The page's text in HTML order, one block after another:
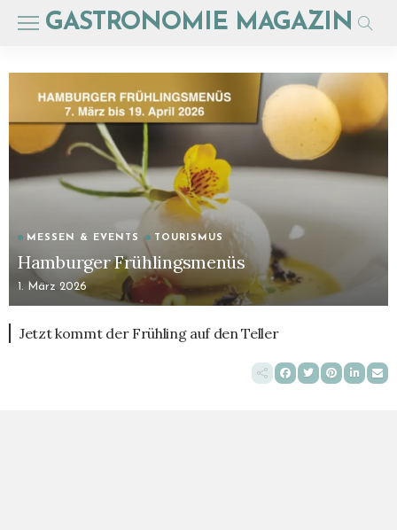
GASTRONOMIE MAGAZIN
MESSEN & EVENTS TOURISMUS
Hamburger Frühlingsmenüs
1. März 2026
Jetzt kommt der Frühling auf den Teller